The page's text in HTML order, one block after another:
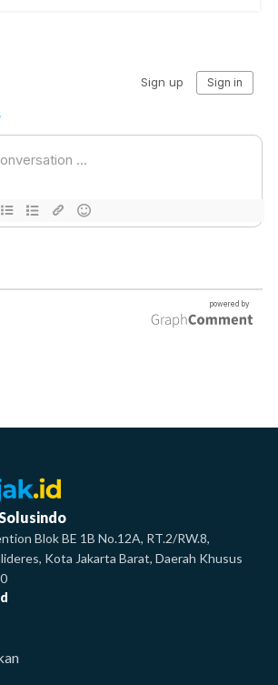
Blok BE 1B No.12A, RT.2/RW.8,
Kota Jakarta Barat, Daerah Khusus